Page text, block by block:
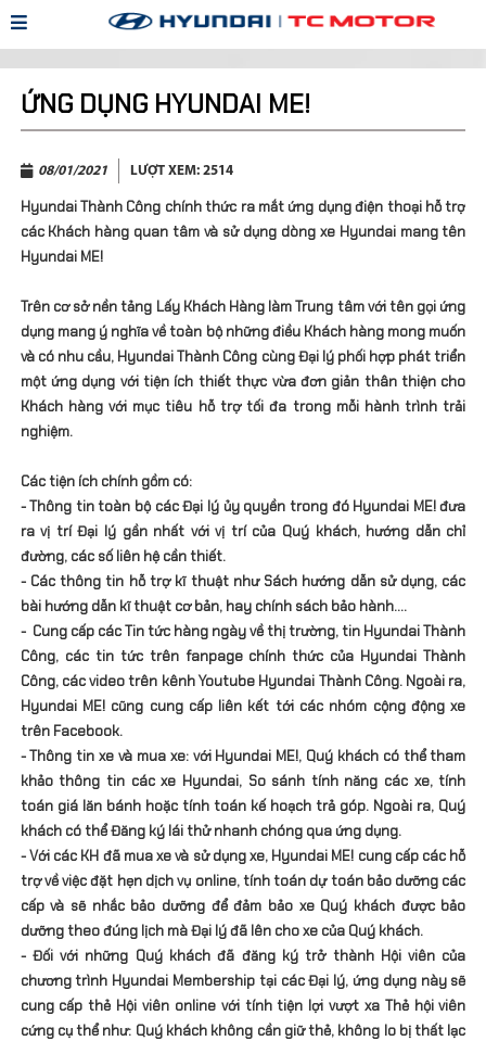
ỨNG DỤNG HYUNDAI ME!
08/01/2021 LƯỢT XEM: 2514
Hyundai Thành Công chính thức ra mắt ứng dụng điện thoại hỗ trợ
các Khách hàng quan tâm và sử dụng dòng xe Hyundai mang tên
Hyundai ME!
Trên cơ sở nền tảng Lấy Khách Hàng làm Trung tâm với tên gọi ứng
dụng mang ý nghĩa về toàn bộ những điều Khách hàng mong muốn
và có nhu cầu, Hyundai Thành Công cùng Đại lý phối hợp phát triển
một ứng dụng với tiện ích thiết thực vừa đơn giản thân thiện cho
Khách hàng với mục tiêu hỗ trợ tối đa trong mỗi hành trình trải
nghiệm.
Các tiện ích chính gồm có:
- Thông tin toàn bộ các Đại lý ủy quyền trong đó Hyundai ME! đưa
ra vị trí Đại lý gần nhất với vị trí của Quý khách, hướng dẫn chỉ
đường, các số liên hệ cần thiết.
- Các thông tin hỗ trợ kĩ thuật như Sách hướng dẫn sử dụng, các
bài hướng dẫn kĩ thuật cơ bản, hay chính sách bảo hành….
- Cung cấp các Tin tức hàng ngày về thị trường, tin Hyundai Thành
Công, các tin tức trên fanpage chính thức của Hyundai Thành
Công, các video trên kênh Youtube Hyundai Thành Công. Ngoài ra,
Hyundai ME! cũng cung cấp liên kết tới các nhóm cộng động xe
trên Facebook.
- Thông tin xe và mua xe: với Hyundai ME!, Quý khách có thể tham
khảo thông tin các xe Hyundai, So sánh tính năng các xe, tính
toán giá lăn bánh hoặc tính toán kế hoạch trả góp. Ngoài ra, Quý
khách có thể Đăng ký lái thử nhanh chóng qua ứng dụng.
- Với các KH đã mua xe và sử dụng xe, Hyundai ME! cung cấp các hỗ
trợ về việc đặt hẹn dịch vụ online, tính toán dự toán bảo dưỡng các
cấp và sẽ nhắc bảo dưỡng để đảm bảo xe Quý khách được bảo
dưỡng theo đúng lịch mà Đại lý đã lên cho xe của Quý khách.
- Đối với những Quý khách đã đăng ký trở thành Hội viên của
chương trình Hyundai Membership tại các Đại lý, ứng dụng này sẽ
cung cấp thẻ Hội viên online với tính tiện lợi vượt xa Thẻ hội viên
cứng cụ thể như: Quý khách không cần giữ thẻ, không lo bị thất lạc